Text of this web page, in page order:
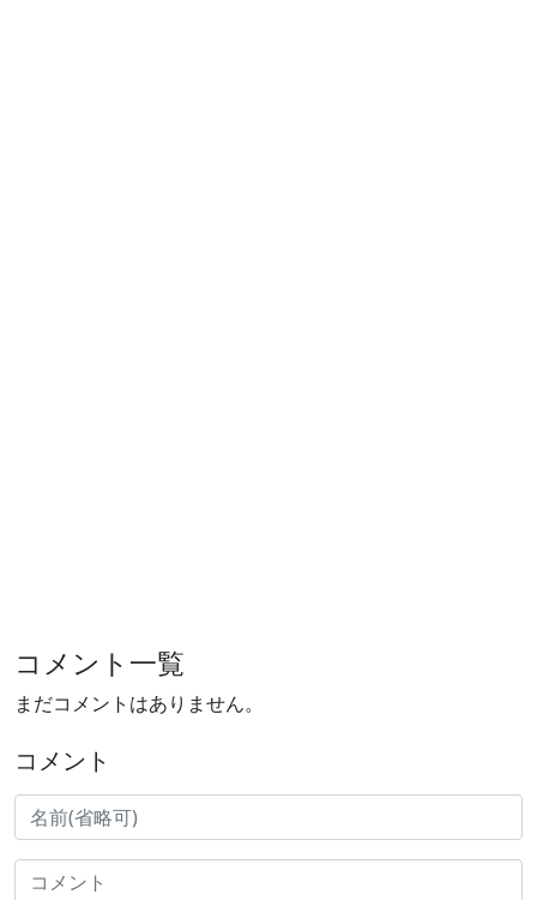
コメント一覧
まだコメントはありません。
コメント